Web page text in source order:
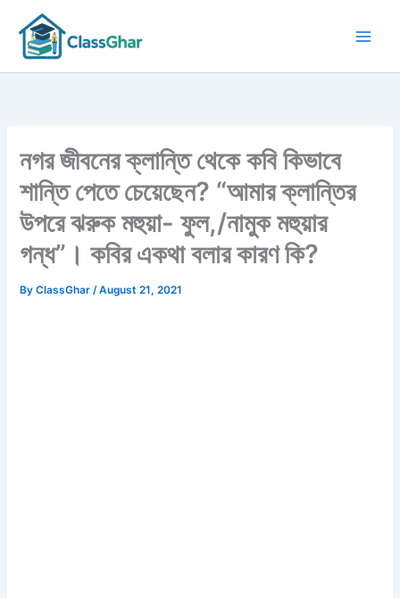
content
নগর জীবনের ক্লান্তি থেকে কবি কিভাবে
শান্তি পেতে চেয়েছেন? “আমার ক্লান্তির
উপরে ঝরুক মহুয়া- ফুল,/নামুক মহুয়ার
গন্ধ”। কবির একথা বলার কারণ কি?
ByClassGhar/August 21, 2021